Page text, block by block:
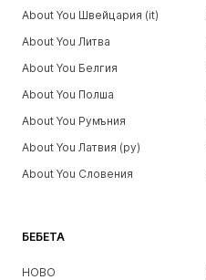
БЕБЕТА
НОВО
About You Швейцария (it)
About You Литва
About You Белгия
About You Полша
About You Румъния
About You Латвия (ру)
About You Словения